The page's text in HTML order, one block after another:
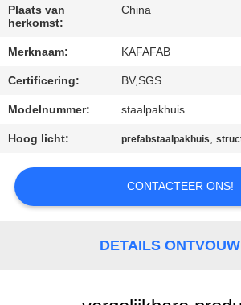
FABRIEKSTOUR
NEEM
CONTACT
MET
ONS
Plaats van
herkomst:
China
Merknaam: KAFAFAB
Certificering: BV,SGS
Modelnummer: staalpakhuis
Hoog licht: prefabstaalpakhuis,
CONTACTEER ONS!
DETAILS